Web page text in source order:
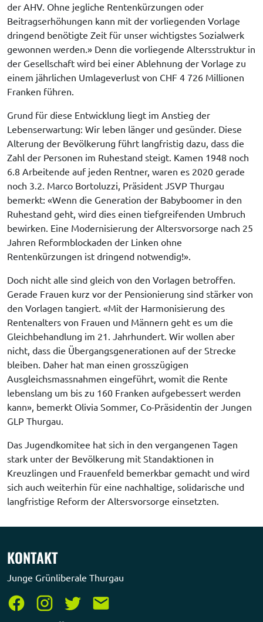
der AHV. Ohne jegliche Rentenkürzungen oder
Beitragserhöhungen kann mit der vorliegenden Vorlage
dringend benötigte Zeit für unser wichtigstes Sozialwerk
gewonnen werden.» Denn die vorliegende Altersstruktur in
der Gesellschaft wird bei einer Ablehnung der Vorlage zu
einem jährlichen Umlageverlust von CHF 4 726 Millionen
Franken führen.
Grund für diese Entwicklung liegt im Anstieg der
Lebenserwartung: Wir leben länger und gesünder. Diese
Alterung der Bevölkerung führt langfristig dazu, dass die
Zahl der Personen im Ruhestand steigt. Kamen 1948 noch
6.8 Arbeitende auf jeden Rentner, waren es 2020 gerade
noch 3.2. Marco Bortoluzzi, Präsident JSVP Thurgau
bemerkt: «Wenn die Generation der Babyboomer in den
Ruhestand geht, wird dies einen tiefgreifenden Umbruch
bewirken. Eine Modernisierung der Altersvorsorge nach 25
Jahren Reformblockaden der Linken ohne
Rentenkürzungen ist dringend notwendig!».
Doch nicht alle sind gleich von den Vorlagen betroffen.
Gerade Frauen kurz vor der Pensionierung sind stärker von
den Vorlagen tangiert. «Mit der Harmonisierung des
Rentenalters von Frauen und Männern geht es um die
Gleichbehandlung im 21. Jahrhundert. Wir wollen aber
nicht, dass die Übergangsgenerationen auf der Strecke
bleiben. Daher hat man einen grosszügigen
Ausgleichsmassnahmen eingeführt, womit die Rente
lebenslang um bis zu 160 Franken aufgebessert werden
kann», bemerkt Olivia Sommer, Co-Präsidentin der Jungen
GLP Thurgau.
Das Jugendkomitee hat sich in den vergangenen Tagen
stark unter der Bevölkerung mit Standaktionen in
Kreuzlingen und Frauenfeld bemerkbar gemacht und wird
sich auch weiterhin für eine nachhaltige, solidarische und
langfristige Reform der Altersvorsorge einsetzten.
KONTAKT
Junge Grünliberale Thurgau